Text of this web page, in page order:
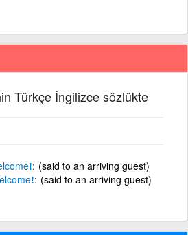
Türkçe İngilizce sözlükte
! (said to an arriving guest)
! (said to an arriving guest)